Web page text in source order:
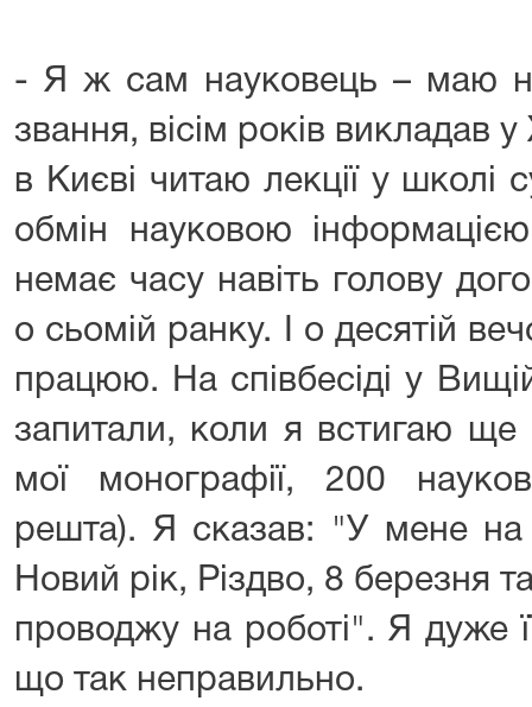
- Я ж сам науковець – маю
звання, вісім років викладав у
в Києві читаю лекції у школі
обмін науковою
немає часу навіть голову
о сьомій ранку. І о десятій
працюю. На співбесіді у
запитали, коли я встигаю
мої монографії, 200
решта). Я сказав: "У мене на
Новий рік, Різдво, 8 березня
проводжу на роботі". Я дуже
що так неправильно.